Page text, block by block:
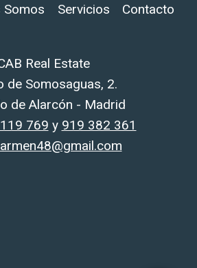
Somos Servicios Contacto
Real Estate
de Somosaguas, 2.
de Alarcón - Madrid
769 y 919 382 361